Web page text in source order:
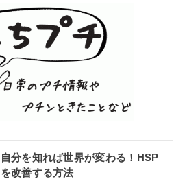
自分を知れば世界が変わる！HSP
を改善する方法